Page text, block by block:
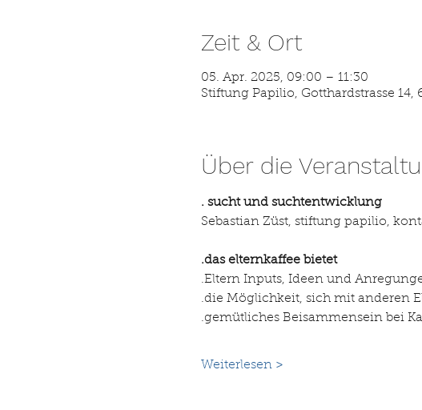
Zeit & Ort
05. Apr. 2025, 09:00 – 11:30
Stiftung Papilio, Gotthardstrasse 14,
Über die
. sucht und suchtentwicklung
Sebastian Züst, stiftung papilio,
.das elternkaffee bietet
.Eltern Inputs, Ideen und
.die Möglichkeit, sich mit anderen
.gemütliches Beisammensein bei
Weiterlesen >